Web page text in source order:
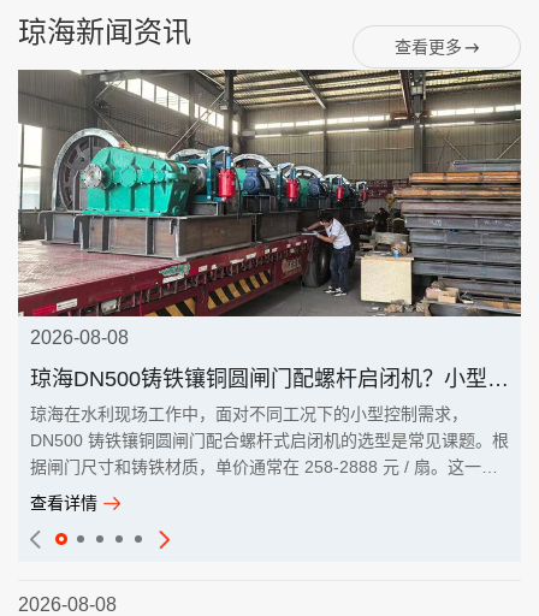
琼海新闻资讯 查看更多
2026-08-08
琼海DN500铸铁镶铜圆闸门配螺杆启闭机？小型组合选型
琼海在水利现场工作中，面对不同工况下的小型控制需求，
DN500 铸铁镶铜圆闸门配合螺杆式启闭机的选型是常见课题。根
据闸门尺寸和铸铁材质，单价通常在 258-2888 元 / 扇。这一组
···
查看详情
2026-08-08